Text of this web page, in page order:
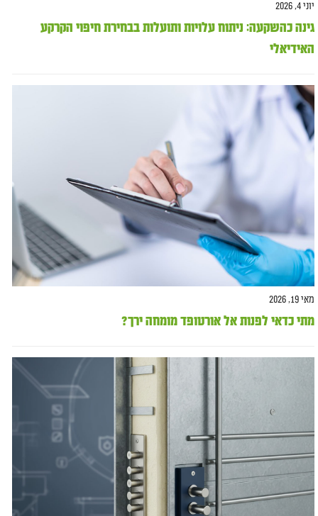
יוני 4, 2026
גינה כהשקעה: ניתוח עלויות ותועלות בבחירת חיפוי הקרקע
האידיאלי
מאי 19, 2026
מתי כדאי לפנות אל אורטופד מומחה ירך?